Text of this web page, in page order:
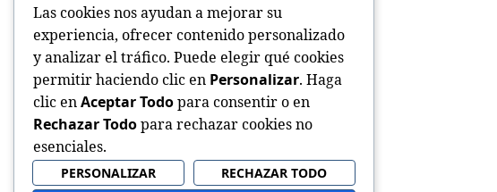
Las cookies nos ayudan a mejorar su
experiencia, ofrecer contenido personalizado
y analizar el tráfico. Puede elegir qué cookies
permitir haciendo clic en Personalizar. Haga
clic enAceptar Todopara consentir o en
Rechazar Todopara rechazar cookies no
esenciales.
PERSONALIZAR
RECHAZAR TODO